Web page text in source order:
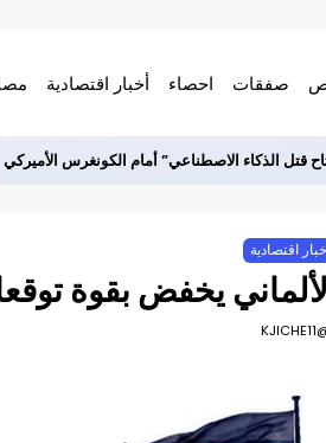
صفقات احصاء أخبار اقتصادية
قتل الذكاء الاصطناعي” أمام الكونغرس الأميركي
اقتصادية
يخفض بقوة